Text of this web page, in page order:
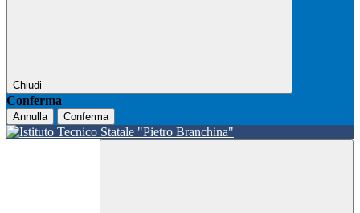
Chiudi
Conferma
Annulla Conferma